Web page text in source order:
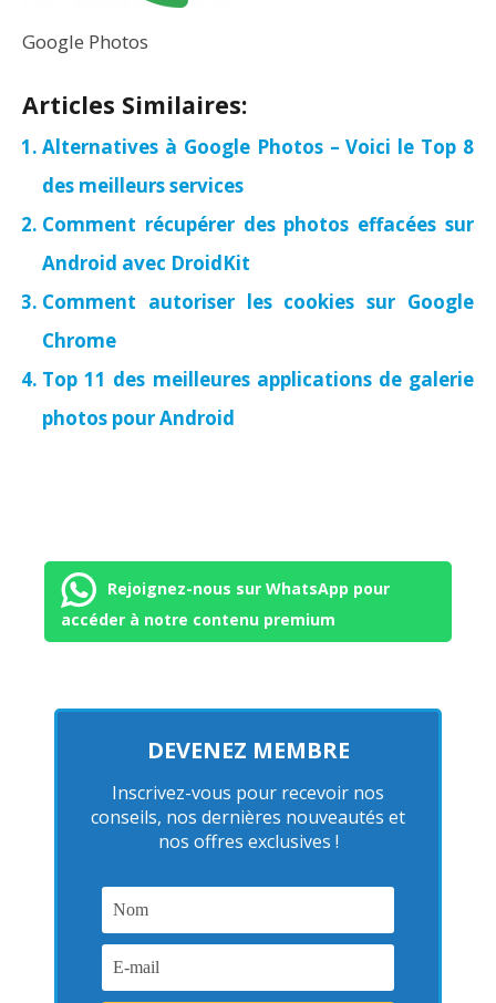
Google Photos
Articles Similaires:
Alternatives à Google Photos – Voici le Top 8
des meilleurs services
Comment récupérer des photos effacées sur
Android avec DroidKit
Comment autoriser les cookies sur Google
Chrome
Top 11 des meilleures applications de galerie
photos pour Android
Rejoignez-nous sur WhatsApp pour
accéder à notre contenu premium
DEVENEZ MEMBRE
Inscrivez-vous pour recevoir nos
conseils, nos dernières nouveautés et
nos offres exclusives !